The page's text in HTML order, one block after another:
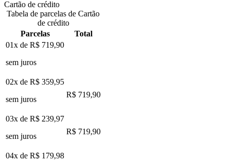
Cartão de crédito
Tabela de parcelas de Cartão
de crédito
Parcelas
Total
01x de R$ 719,90
sem juros
02x de R$ 359,95
sem juros
R$ 719,90
03x de R$ 239,97
sem juros
R$ 719,90
04x de R$ 179,98